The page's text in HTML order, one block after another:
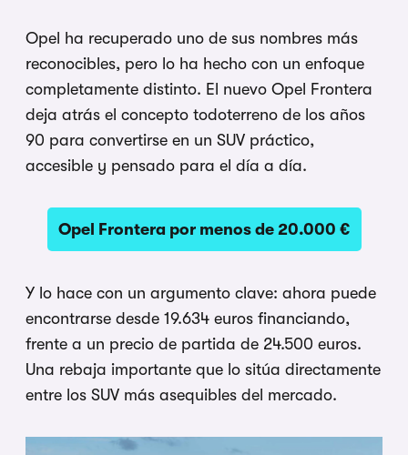
Opel ha recuperado uno de sus nombres más
reconocibles, pero lo ha hecho con un enfoque
completamente distinto. El nuevo Opel Frontera
deja atrás el concepto todoterreno de los años
90 para convertirse en un SUV práctico,
accesible y pensado para el día a día.
Opel Frontera por menos de 20.000 €
Y lo hace con un argumento clave: ahora puede
encontrarse desde 19.634 euros financiando,
frente a un precio de partida de 24.500 euros.
Una rebaja importante que lo sitúa directamente
entre los SUV más asequibles del mercado.